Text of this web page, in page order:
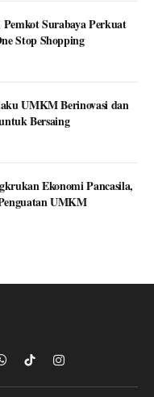
Pemkot Surabaya Perkuat
Stop Shopping
UMKM Berinovasi dan
Bersaing
Ekonomi Pancasila,
UMKM
WhatsApp
TikTokInstagram